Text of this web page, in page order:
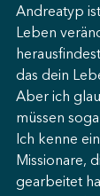
Andreatyp
Leben
das dein
Aber ich
müssen
Ich kenne
Missionare,
gearbeitet